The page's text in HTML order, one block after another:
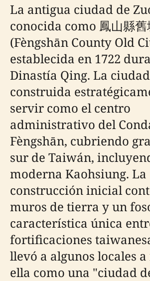
La antigua ciudad de
conocida como 鳳山縣舊
(Fèngshān County Old
establecida en 1722
Dinastía Qing. La
construida
servir como el centro
administrativo del
Fèngshān, cubriendo
sur de Taiwán,
moderna Kaohsiung. La
construcción inicial
muros de tierra y un
característica única
fortificaciones
llevó a algunos locales
ella como una "ciudad